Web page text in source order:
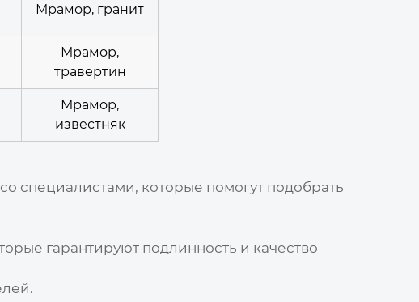
Мрамор, гранит
Мрамор,
травертин
Мрамор,
известняк
специалистами, которые помогут подобрать
гарантируют подлинность и качество